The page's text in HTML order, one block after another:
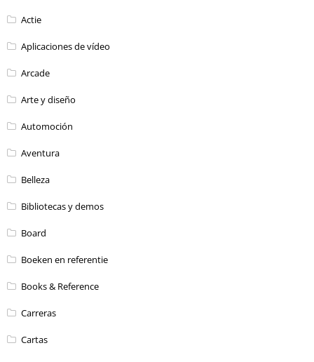
Actie
Aplicaciones de vídeo
Arcade
Arte y diseño
Automoción
Aventura
Belleza
Bibliotecas y demos
Board
Boeken en referentie
Books & Reference
Carreras
Cartas